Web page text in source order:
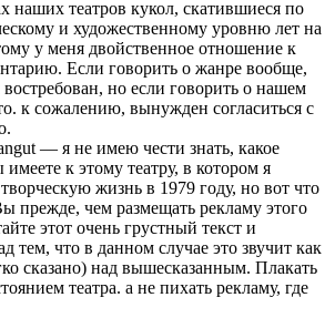
наших театров кукол, скатившиеся по
и художественному уровню лет на
у меня двойственное отношение к
Если говорить о жанре вообще,
востребован, но если говорить о нашем
к сожалению, вынужден согласиться с
— я не имею чести знать, какое
к этому театру, в котором я
жизнь в 1979 году, но вот что
прежде, чем размещать рекламу этого
этот очень грустный текст и
тем, что в данном случае это звучит как
сказано) над вышесказанным. Плакать
театра. а не пихать рекламу, где